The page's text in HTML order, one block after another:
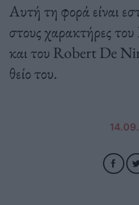
Αυτή τη φορά είναι
στους χαρακτήρες
και του Robert De
θείο του.